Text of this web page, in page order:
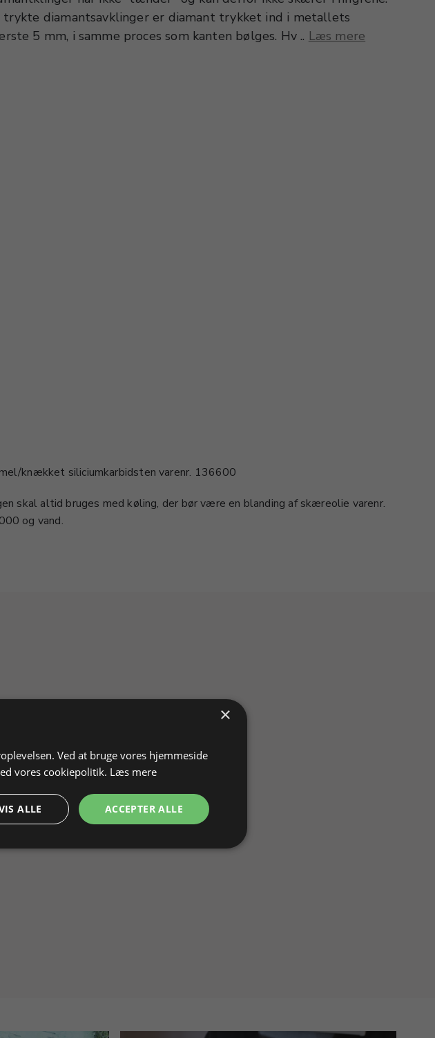
trykte diamantsavklinger er diamant trykket ind i metallets
5 mm, i samme proces som kanten bølges. Hv .. Læs mere
knækket siliciumkarbidsten varenr. 136600
skal altid bruges med køling, der bør være en blanding af skæreolie varenr.
og vand.
×
Ved at bruge vores hjemmeside
vores cookiepolitik. Læs mere
ACCEPTER ALLE
ALLE